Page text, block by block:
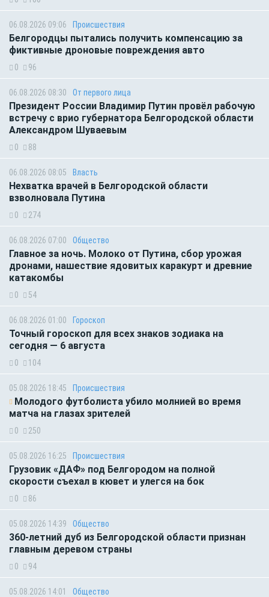
06.08.2026 09:06 Происшествия
Белгородцы пытались получить компенсацию за
фиктивные дроновые повреждения авто
0 96
06.08.2026 08:30 От первого лица
Президент России Владимир Путин провёл рабочую
встречу с врио губернатора Белгородской области
Александром Шуваевым
0 88
06.08.2026 08:05 Власть
Нехватка врачей в Белгородской области
взволновала Путина
0 274
06.08.2026 07:00 Общество
Главное за ночь. Молоко от Путина, сбор урожая
дронами, нашествие ядовитых каракурт и древние
катакомбы
0 54
06.08.2026 01:00 Гороскоп
Точный гороскоп для всех знаков зодиака на
сегодня — 6 августа
0 104
05.08.2026 18:45 Происшествия
Молодого футболиста убило молнией во время
матча на глазах зрителей
0 250
05.08.2026 16:25 Происшествия
Грузовик «ДАФ» под Белгородом на полной
скорости съехал в кювет и улегся на бок
0 86
05.08.2026 14:39 Общество
360-летний дуб из Белгородской области признан
главным деревом страны
0 94
05.08.2026 14:01 Общество